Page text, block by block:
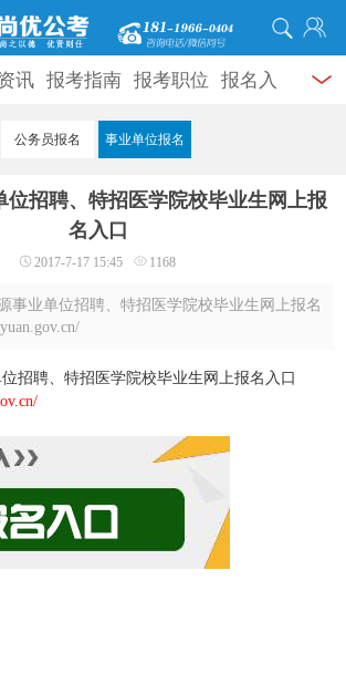
讯 报考指南 报考职位 报名入
绩查询 面试公告 录用公示
学员风采 名师团队
公务员报名 事业单位报名
位招聘、特招医学院校毕业生网上报
名入口
2017-7-17 15:45 1168
业单位招聘、特招医学院校毕业生网上报名
聘、特招医学院校毕业生网上报名入口